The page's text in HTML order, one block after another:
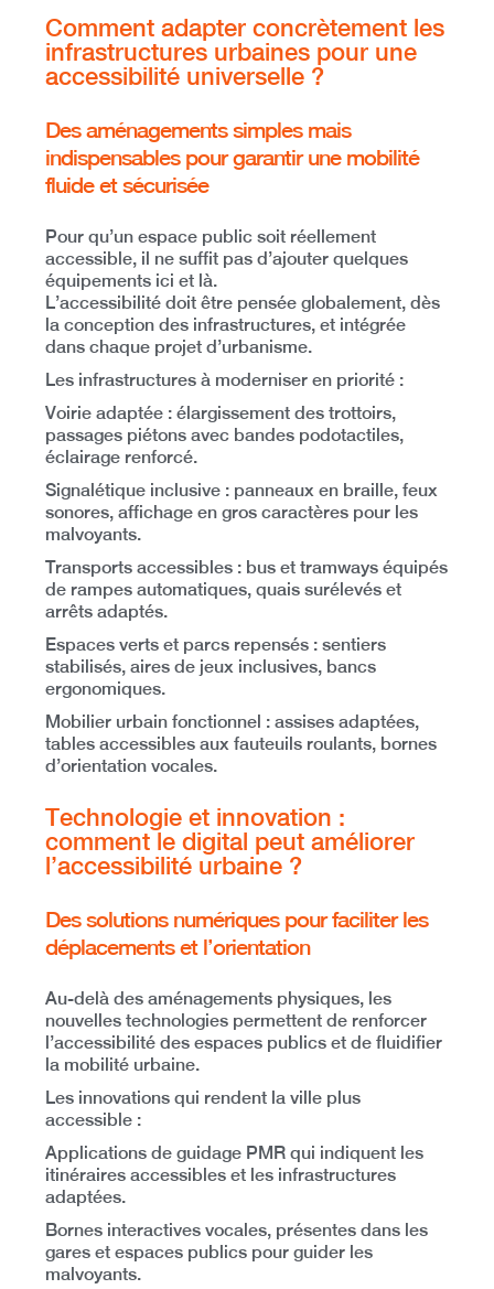
Comment adapter concrètement les
infrastructures urbaines pour une
accessibilité universelle ?
Des aménagements simples mais
indispensables pour garantir une mobilité
fluide et sécurisée
Pour qu’un espace public soit réellement
accessible, il ne suffit pas d’ajouter quelques
équipements ici et là.
L’accessibilité doit être pensée globalement, dès
la conception des infrastructures, et intégrée
dans chaque projet d’urbanisme.
Les infrastructures à moderniser en priorité :
Voirie adaptée : élargissement des trottoirs,
passages piétons avec bandes podotactiles,
éclairage renforcé.
Signalétique inclusive : panneaux en braille, feux
sonores, affichage en gros caractères pour les
malvoyants.
Transports accessibles : bus et tramways équipés
de rampes automatiques, quais surélevés et
arrêts adaptés.
Espaces verts et parcs repensés : sentiers
stabilisés, aires de jeux inclusives, bancs
ergonomiques.
Mobilier urbain fonctionnel : assises adaptées,
tables accessibles aux fauteuils roulants, bornes
d’orientation vocales.
Technologie et innovation :
comment le digital peut améliorer
l’accessibilité urbaine ?
Des solutions numériques pour faciliter les
déplacements et l’orientation
Au-delà des aménagements physiques, les
nouvelles technologies permettent de renforcer
l’accessibilité des espaces publics et de fluidifier
la mobilité urbaine.
Les innovations qui rendent la ville plus
accessible :
Applications de guidage PMR qui indiquent les
itinéraires accessibles et les infrastructures
adaptées.
Bornes interactives vocales, présentes dans les
gares et espaces publics pour guider les
malvoyants.